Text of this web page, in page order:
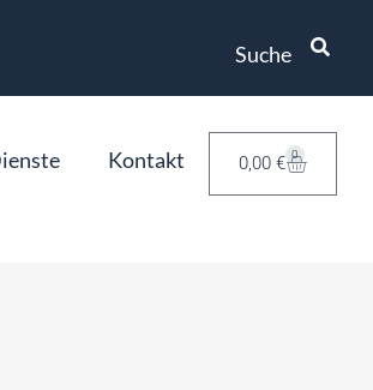
Suche
Kontakt 0,00 € 0